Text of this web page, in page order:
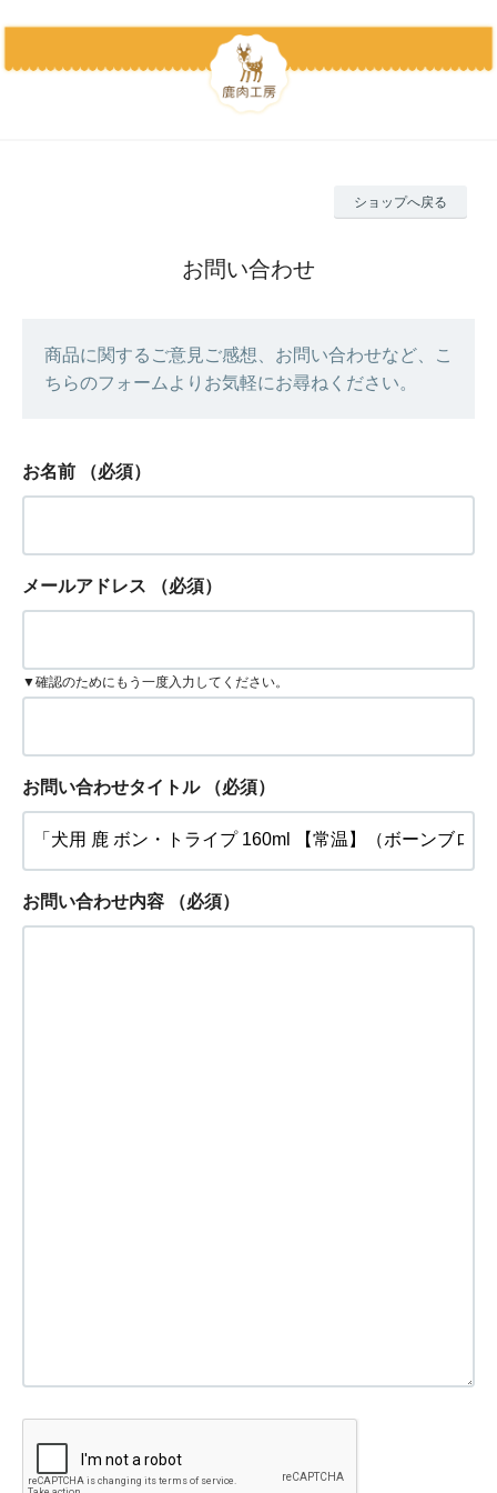
ショップへ戻る
お問い合わせ
商品に関するご意見ご感想、お問い合わせなど、こ
ちらのフォームよりお気軽にお尋ねください。
お名前 （必須）
メールアドレス （必須）
▼確認のためにもう一度入力してください。
お問い合わせタイトル （必須）
お問い合わせ内容 （必須）